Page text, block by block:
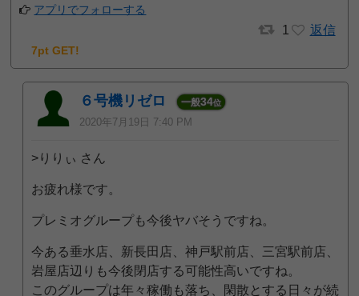
アプリでフォローする
1 返信
7pt GET!
６号機リゼロ 一般34位
2020年7月19日 7:40 PM
>りりぃ さん
お疲れ様です。
プレミオグループも今後ヤバそうですね。
今ある垂水店、新長田店、神戸駅前店、三宮駅前店、
岩屋店辺りも今後閉店する可能性高いですね。
このグループは年々稼働も落ち、閑散とする日々が続